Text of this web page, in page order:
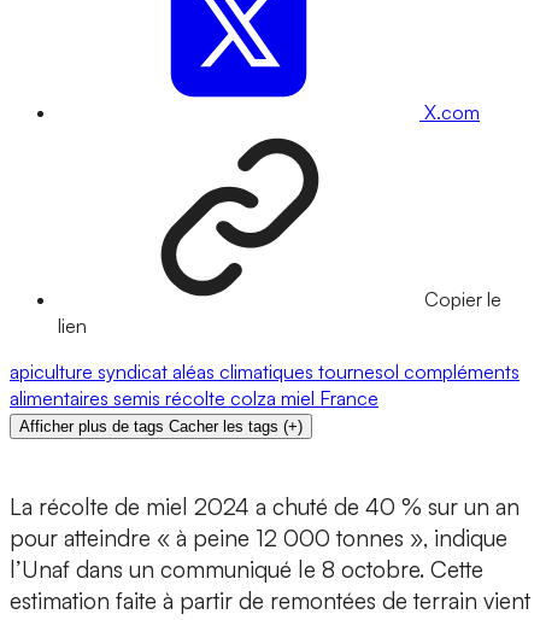
X.com
Copier le
lien
apiculture syndicat aléas climatiques tournesol compléments
alimentaires semis récolte colza miel France
Afficher plus de tags Cacher les tags (+)
La récolte de miel 2024 a chuté de 40 % sur un an
pour atteindre « à peine 12 000 tonnes », indique
l’Unaf dans un communiqué le 8 octobre. Cette
estimation faite à partir de remontées de terrain vient